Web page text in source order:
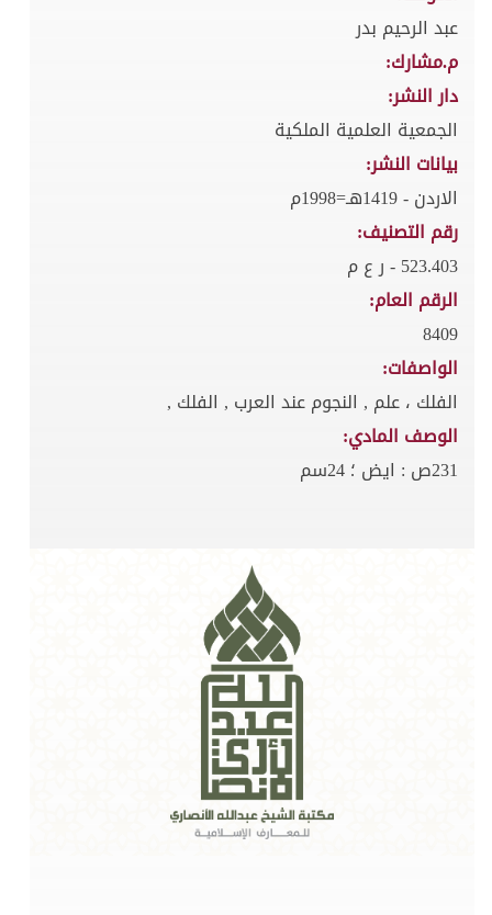
عبد الرحيم بدر
م.مشارك:
دار النشر:
الجمعية العلمية الملكية
بيانات النشر:
الاردن - 1419هـ=1998م
رقم التصنيف:
523.403 - ر ع م
الرقم العام:
8409
الواصفات:
الفلك ، علم , النجوم عند العرب , الفلك ,
الوصف المادي:
231ص : ايض ؛ 24سم